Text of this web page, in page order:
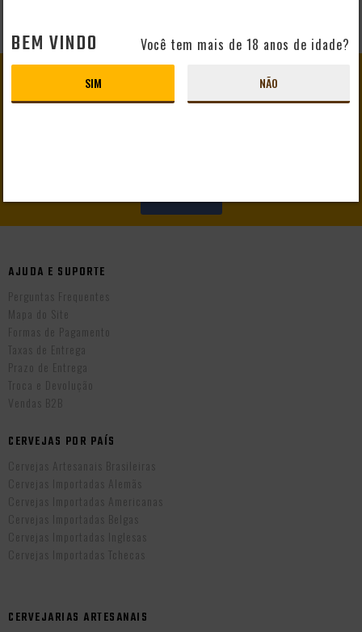
GANHE 10% DE DESCONTO
EM SEU PRIMEIRO PEDIDO
CADASTRAR
AJUDA E SUPORTE
Perguntas Frequentes
Mapa do Site
Formas de Pagamento
Taxas de Entrega
Prazo de Entrega
Troca e Devolução
Vendas B2B
CERVEJAS POR PAÍS
Cervejas Artesanais Brasileiras
Cervejas Importadas Alemãs
Cervejas Importadas Americanas
Cervejas Importadas Belgas
Cervejas Importadas Inglesas
Cervejas Importadas Tchecas
CERVEJARIAS ARTESANAIS
BEM VINDO Você tem mais de 18 anos de idade?
SIM NÃO